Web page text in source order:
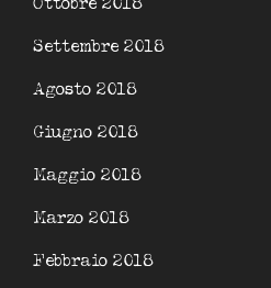
Ottobre 2018
Settembre 2018
Agosto 2018
Giugno 2018
Maggio 2018
Marzo 2018
Febbraio 2018